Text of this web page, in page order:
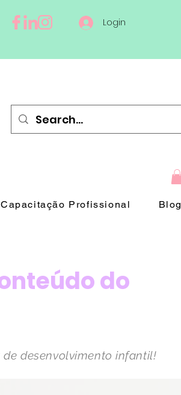
Login
Capacitação Profissional Blog
do
desenvolvimento infantil!